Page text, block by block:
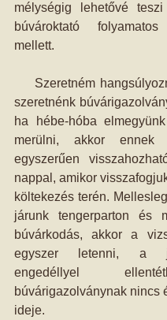
mélységig lehetővé
búvároktató
mellett.
szeretnénk
ha hébe-hóba
merülni, akkor ennek
egyszerűen
nappal, amikor
költekezés terén.
járunk tengerparton és
búvárkodás, akkor a
egyszer letenni, a
engedéllyel
búvárigazolványnak nincs
ideje.